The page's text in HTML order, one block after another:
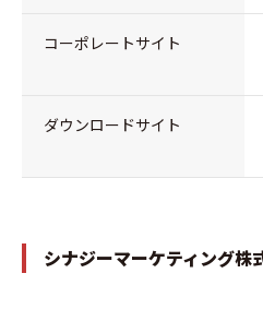
コーポレートサイト
ダウンロードサイト
シナジーマーケティング株